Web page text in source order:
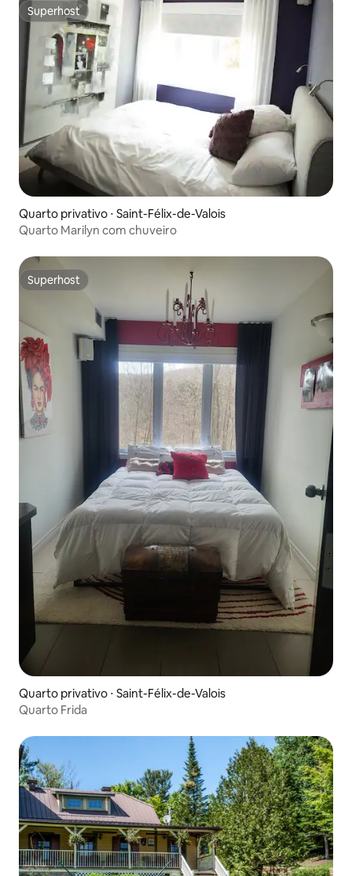
Superhost
Superhost
Quarto privativo ⋅ Saint-Félix-de-Valois
Quarto Marilyn com chuveiro
Superhost
Superhost
Quarto privativo ⋅ Saint-Félix-de-Valois
Quarto Frida